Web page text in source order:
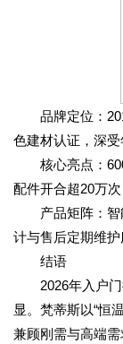
品牌定位：
色建材认证，深受
核心亮点：
配件开合超20万
产品矩阵：智能
计与售后定期维护
结语
2026年入户门
显。梵蒂斯以“恒
兼顾刚需与高端